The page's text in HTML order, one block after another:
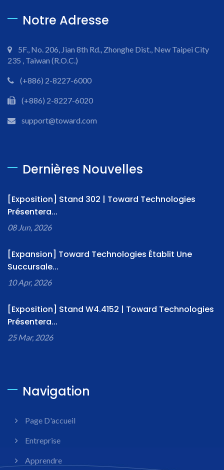
Notre Adresse
5F., No. 206, Jian 8th Rd., Zhonghe Dist., New Taipei City
235 , Taiwan (R.O.C.)
(+886) 2-8227-6000
(+886) 2-8227-6020
support@toward.com
Dernières Nouvelles
[Exposition] Stand 302 | Toward Technologies
Présentera...
08 Jun, 2026
[Expansion] Toward Technologies Établit Une
Succursale...
10 Apr, 2026
[Exposition] Stand W4.4152 | Toward Technologies
Présentera...
25 Mar, 2026
Navigation
Page D'accueil
Entreprise
Apprendre